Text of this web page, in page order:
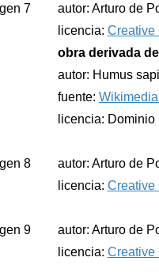
7
autor: Arturo de
licencia: Creative
obra derivada
autor: Humus
fuente:
licencia:
8
autor: Arturo de
licencia: Creative
9
autor: Arturo de
licencia: Creative